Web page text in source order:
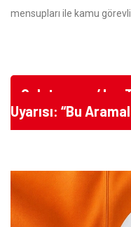
mensupları ile kamu
Galatasaray’dan
Uyarısı: “Bu